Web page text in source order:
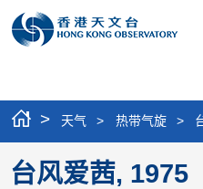
> 天气 > 热带气旋 >
台风爱茜, 1975